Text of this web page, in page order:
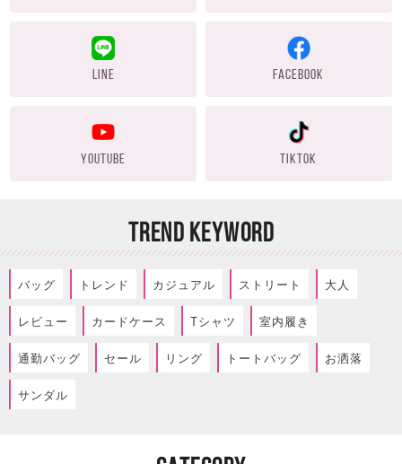
LINE FACEBOOK
YOUTUBE TIKTOK
TREND KEYWORD
バッグ トレンド カジュアル ストリート 大人
レビュー カードケース Tシャツ 室内履き
通勤バッグ セール リング トートバッグ お洒落
サンダル